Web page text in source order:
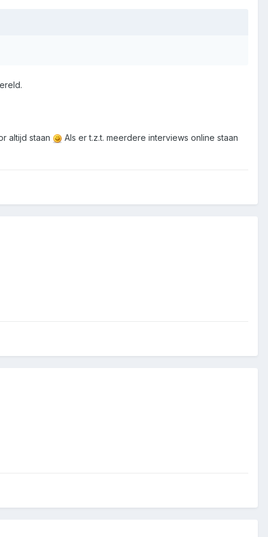
altijd staan
Als er t.z.t. meerdere interviews online staan